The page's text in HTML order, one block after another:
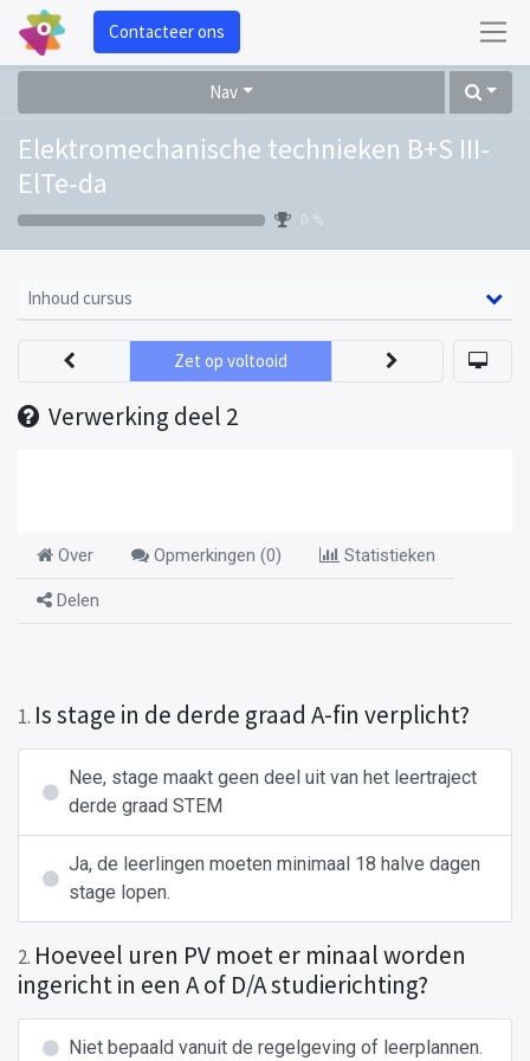
Contacteer ons
Nav
Elektromechanische technieken B+S III-
ElTe-da
0 %
Inhoud cursus
Verwerking deel 2
Zet op voltooid
Over Opmerkingen (0) Statistieken
Delen
1. Is stage in de derde graad A-fin verplicht?
Nee, stage maakt geen deel uit van het leertraject
derde graad STEM
Ja, de leerlingen moeten minimaal 18 halve dagen
stage lopen.
2. Hoeveel uren PV moet er minaal worden
ingericht in een A of D/A studierichting?
Niet bepaald vanuit de regelgeving of leerplannen.